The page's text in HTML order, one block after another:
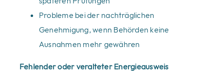
Probleme bei der nachträglichen
Genehmigung, wenn Behörden keine
Ausnahmen mehr gewähren
Fehlender oder veralteter Energieausweis